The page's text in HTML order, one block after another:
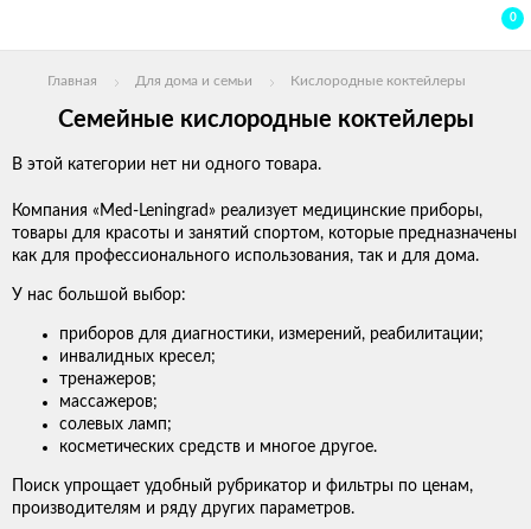
0
Главная Для дома и семьи Кислородные коктейлеры
Cемейные кислородные коктейлеры
В этой категории нет ни одного товара.
Компания «Med-Leningrad» реализует медицинские приборы,
товары для красоты и занятий спортом, которые предназначены
как для профессионального использования, так и для дома.
У нас большой выбор:
приборов для диагностики, измерений, реабилитации;
инвалидных кресел;
тренажеров;
массажеров;
солевых ламп;
косметических средств и многое другое.
Поиск упрощает удобный рубрикатор и фильтры по ценам,
производителям и ряду других параметров.